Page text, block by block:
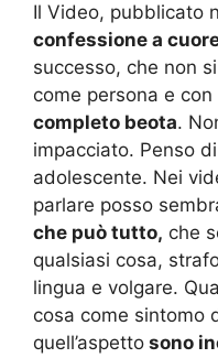
Il Video, pubblicato
confessione a
successo, che non
come persona e con
completo beota.
impacciato. Penso
adolescente. Nei
parlare posso
che può tutto, che
qualsiasi cosa,
lingua e volgare.
cosa come sintomo
quell’aspetto sono